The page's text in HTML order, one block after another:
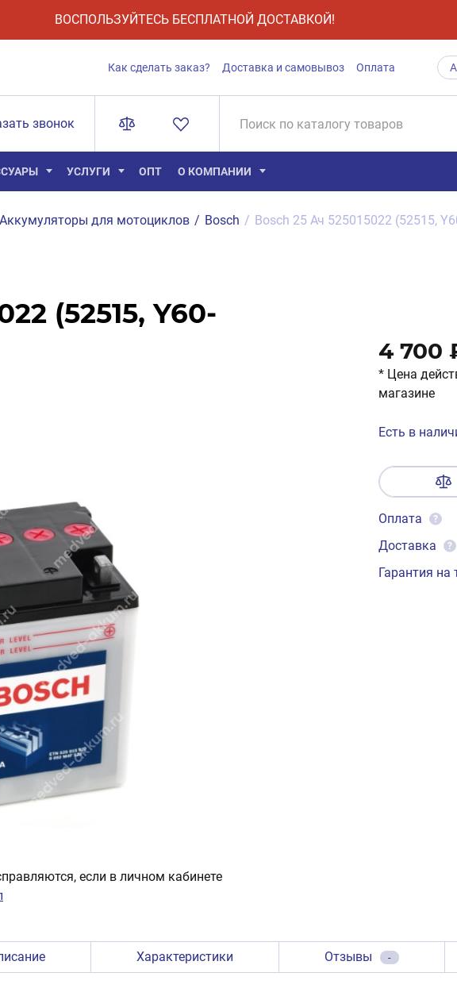
ВОСПОЛЬЗУЙТЕСЬ БЕСПЛАТНОЙ ДОСТАВКОЙ!
Как сделать заказ? Доставка и самовывоз Оплата
звонок
УСЛУГИ ОПТ О КОМПАНИИ
Аккумуляторы для мотоциклов / Bosch / Bosch 25 Ач 525015022 (52515,
(52515, Y60-
если в личном кабинете
4 700
* Цена
магазине
Есть в
Оплата ?
Доставка ?
Гарантия на
Характеристики Отзывы -